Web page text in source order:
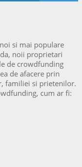
si mai populare
noii proprietari
de crowdfunding
de afacere prin
familiei si prietenilor.
cum ar fi: